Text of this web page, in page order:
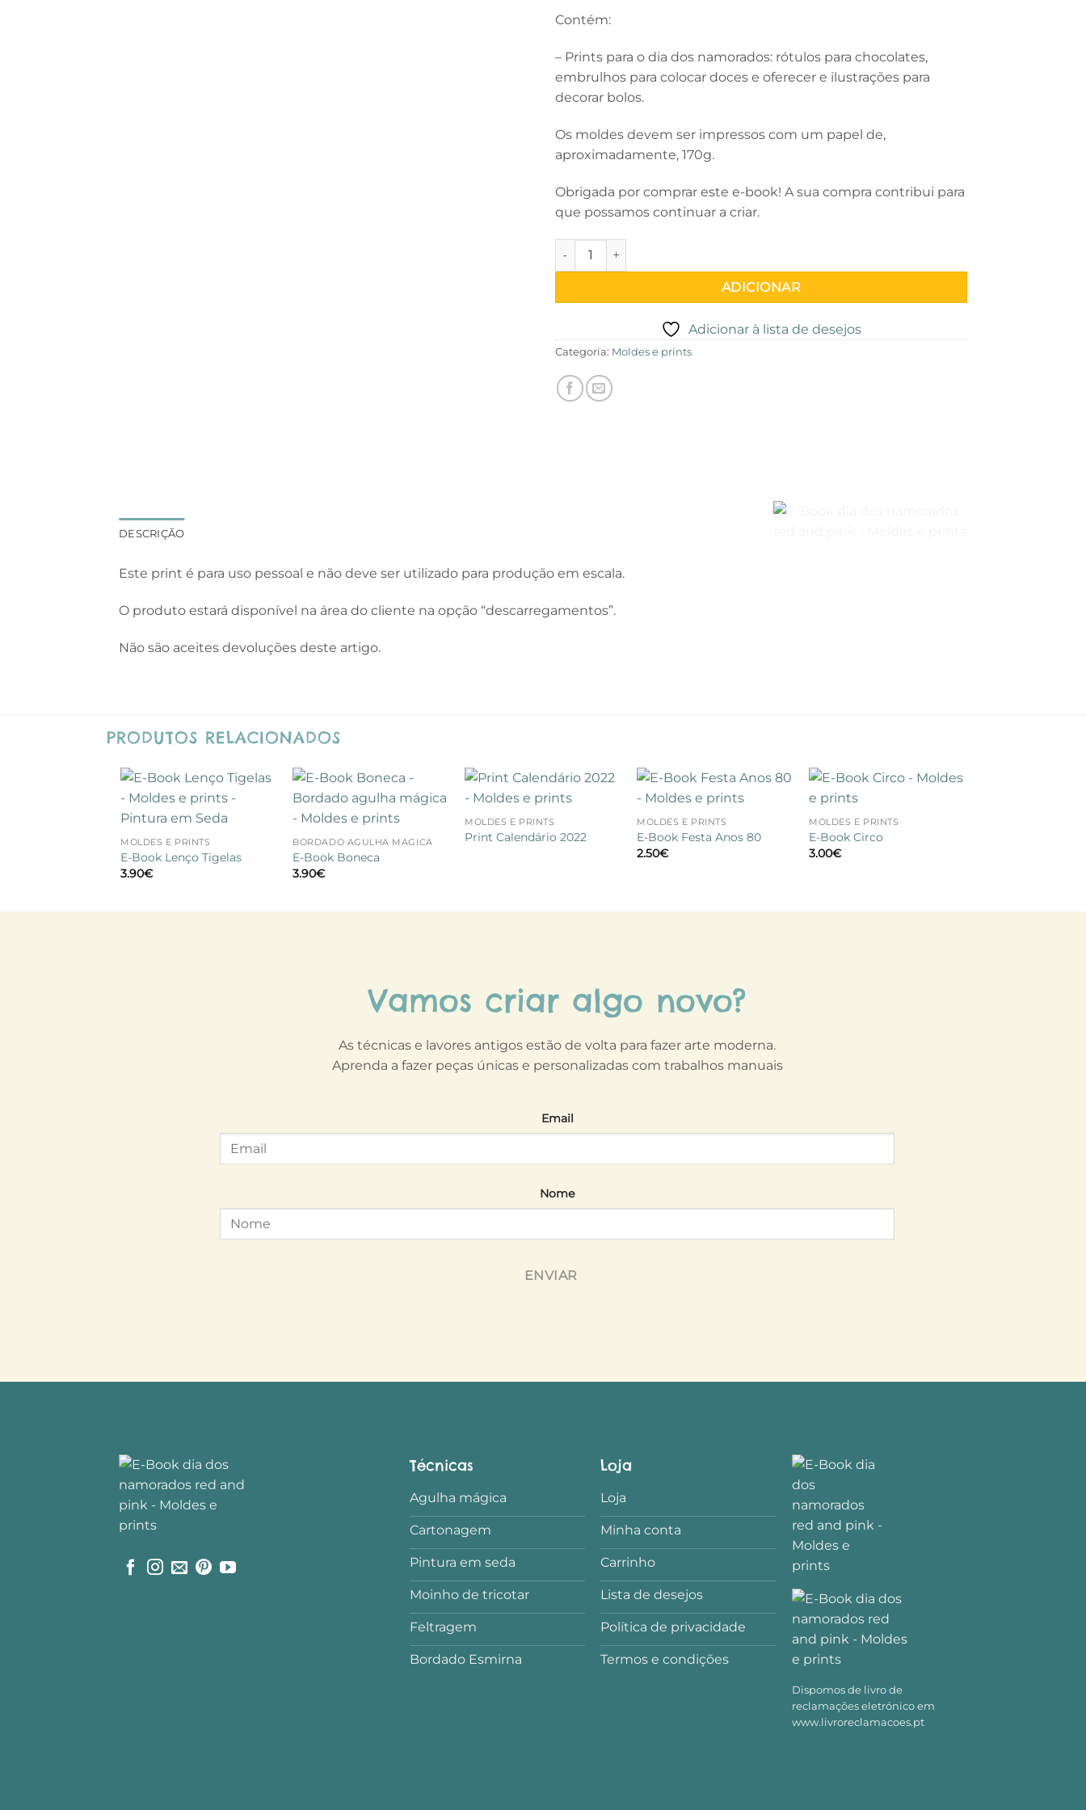
Contém:
– Prints para o dia dos namorados: rótulos para chocolates,
embrulhos para colocar doces e oferecer e ilustrações para
decorar bolos.
Os moldes devem ser impressos com um papel de,
aproximadamente, 170g.
Obrigada por comprar este e-book! A sua compra contribui para
que possamos continuar a criar.
Quantidade de E-Book dia dos namorados red and pink
ADICIONAR
Adicionar à lista de desejos
Categoria: Moldes e prints
DESCRIÇÃO
Este print é para uso pessoal e não deve ser utilizado para produção em escala.
O produto estará disponível na área do cliente na opção “descarregamentos”.
Não são aceites devoluções deste artigo.
PRODUTOS RELACIONADOS
Adicionar
à lista de
+
MOLDES E PRINTS
E-Book Lenço Tigelas
3.90€
Adicionar
à lista de
desejos
BORDADO AGULHA MÁGICA
E-Book Boneca
3.90€
desejos
MOLDES E PRINTS
Print Calendário 2022
desejos
MOLDES E PRINTS
E-Book Festa Anos 80
2.50€
MOLDES E PRINTS
E-Book Circo
3.00€
Vamos criar algo novo?
As técnicas e lavores antigos estão de volta para fazer arte moderna.
Aprenda a fazer peças únicas e personalizadas com trabalhos manuais
Email
Nome
ENVIAR
Técnicas
Agulha mágica
Cartonagem
Pintura em seda
Moinho de tricotar
Feltragem
Bordado Esmirna
Loja
Loja
Minha conta
Carrinho
Lista de desejos
Política de privacidade
Termos e condições
Dispomos de livro de
reclamações eletrónico em
www.livroreclamacoes.pt